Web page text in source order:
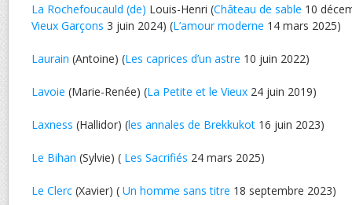
La Rochefoucauld (de) Louis-Henri (Château de sable 10
Vieux Garçons 3 juin 2024) (L’amour moderne 14 mars 2025)
Laurain (Antoine) (Les caprices d’un astre 10 juin 2022)
Lavoie (Marie-Renée) (La Petite et le Vieux 24 juin 2019)
Laxness (Hallidor) (les annales de Brekkukot 16 juin 2023)
Le Bihan (Sylvie) ( Les Sacrifiés 24 mars 2025)
Le Clerc (Xavier) ( Un homme sans titre 18 septembre 2023)